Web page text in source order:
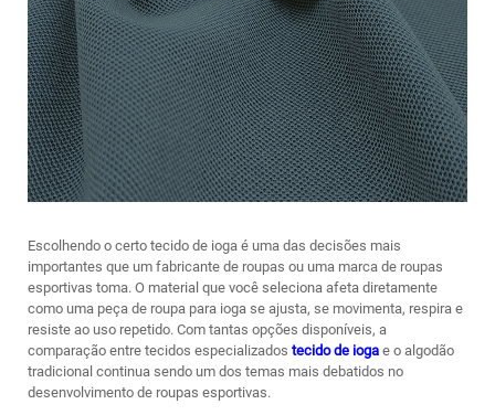
Escolhendo o certo tecido de ioga é uma das decisões mais
importantes que um fabricante de roupas ou uma marca de roupas
esportivas toma. O material que você seleciona afeta diretamente
como uma peça de roupa para ioga se ajusta, se movimenta, respira e
resiste ao uso repetido. Com tantas opções disponíveis, a
comparação entre tecidos especializados tecido de ioga e o algodão
tradicional continua sendo um dos temas mais debatidos no
desenvolvimento de roupas esportivas.